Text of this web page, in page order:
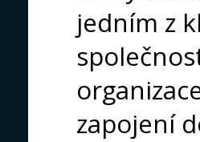
jedním z
zapojení